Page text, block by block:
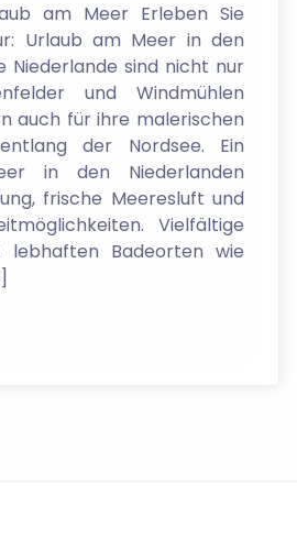
am Meer Erleben Sie
Urlaub am Meer in den
Niederlande sind nicht nur
und Windmühlen
auch für ihre malerischen
der Nordsee. Ein
in den Niederlanden
frische Meeresluft und
Vielfältige
lebhaften Badeorten wie